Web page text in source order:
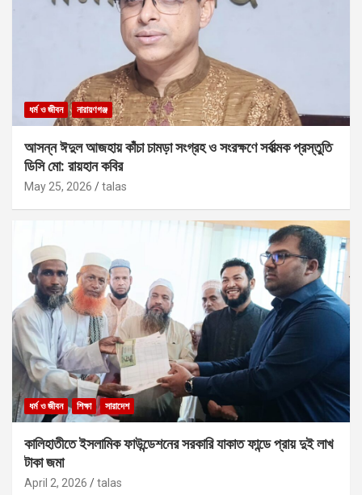
ধর্ম ও জীবন নারায়ণগঞ্জ
আসন্ন ঈদুল আজহায় কাঁচা চামড়া সংগ্রহ ও সংরক্ষণে সর্বাত্মক প্রস্তুতি
ডিসি মো: রায়হান কবির
May 25, 2026 talas
ধর্ম ও জীবন শিক্ষা সারাদেশ
কালিহাতীতে ইসলামিক ফাউন্ডেশনের সরকারি যাকাত ফান্ডে প্রায় দুই লাখ
টাকা জমা
April 2, 2026 talas